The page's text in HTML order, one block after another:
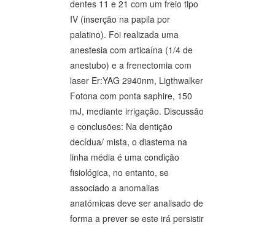
dentes 11 e 21 com um freio tipo
IV (inserção na papila por
palatino). Foi realizada uma
anestesia com articaína (1/4 de
anestubo) e a frenectomia com
laser Er:YAG 2940nm, Ligthwalker
Fotona com ponta saphire, 150
mJ, mediante irrigação. Discussão
e conclusões: Na dentição
decídua/ mista, o diastema na
linha média é uma condição
fisiológica, no entanto, se
associado a anomalias
anatómicas deve ser analisado de
forma a prever se este irá persistir